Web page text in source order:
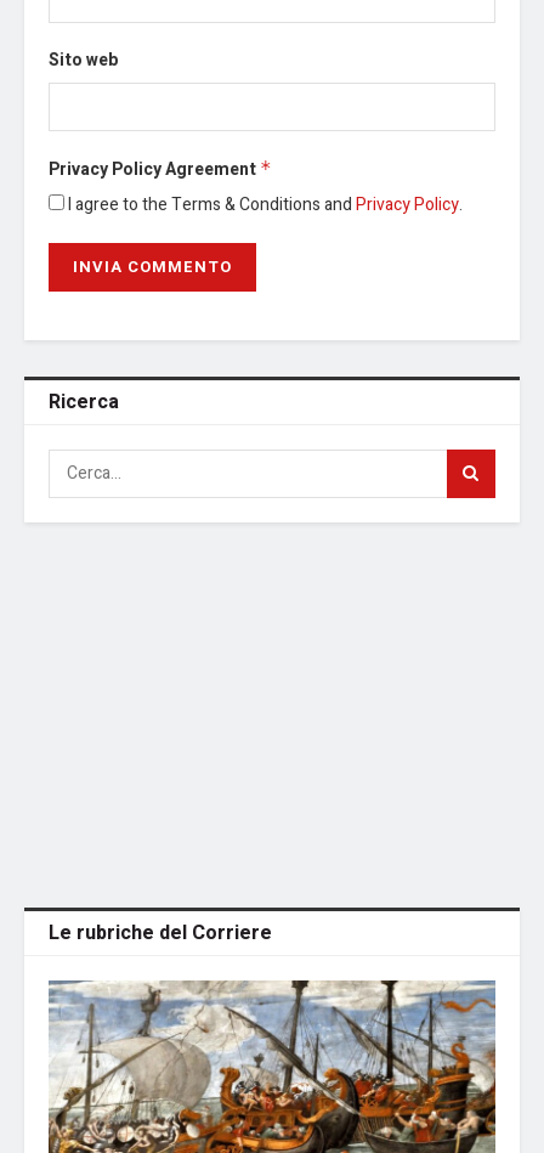
Sito web
Privacy Policy Agreement *
I agree to the Terms & Conditions andPrivacy Policy.
Ricerca
Le rubriche del Corriere